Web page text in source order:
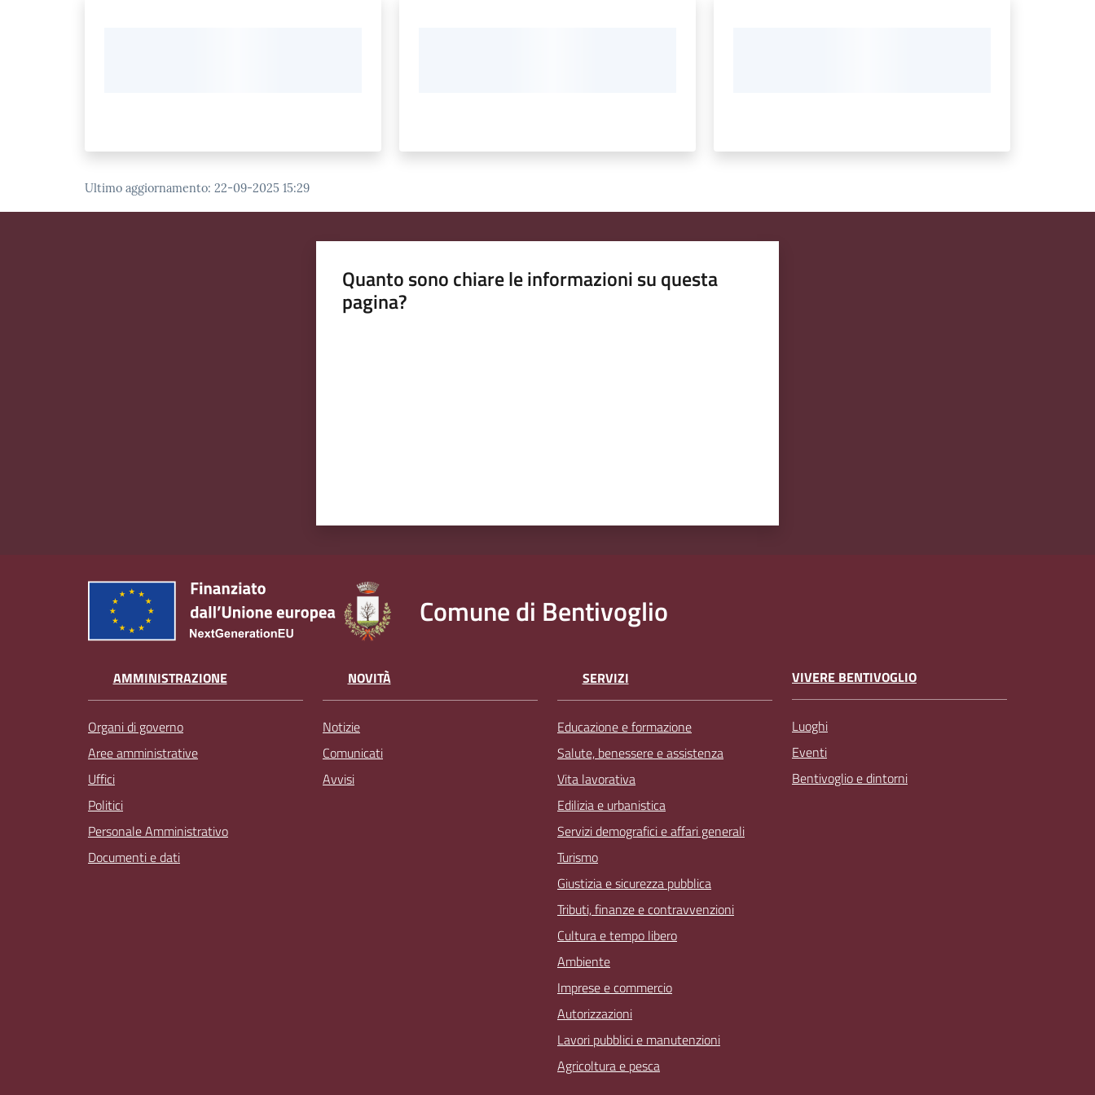
Ultimo aggiornamento: 22-09-2025 15:29
Quanto sono chiare le informazioni su questa
pagina?
Comune di Bentivoglio
AMMINISTRAZIONE
Organi di governo
Aree amministrative
Uffici
Politici
Personale Amministrativo
Documenti e dati
NOVITÀ
Notizie
Comunicati
Avvisi
SERVIZI
Educazione e formazione
Salute, benessere e assistenza
Vita lavorativa
Edilizia e urbanistica
Servizi demografici e affari generali
Turismo
Giustizia e sicurezza pubblica
Tributi, finanze e contravvenzioni
Cultura e tempo libero
Ambiente
Imprese e commercio
Autorizzazioni
Lavori pubblici e manutenzioni
Agricoltura e pesca
VIVERE BENTIVOGLIO
Luoghi
Eventi
Bentivoglio e dintorni